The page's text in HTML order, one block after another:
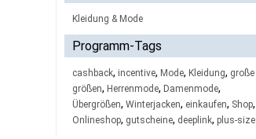
Kleidung & Mode
Programm-Tags
cashback, incentive, Mode, Kleidung, große
größen, Herrenmode, Damenmode,
Übergrößen, Winterjacken, einkaufen, Shop,
Onlineshop, gutscheine, deeplink, plus-size